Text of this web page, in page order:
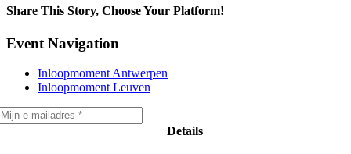
Share This Story, Choose Your Platform!
Facebook
X
Reddit
LinkedIn
WhatsApp
Telegram
Tumblr
Pinterest
Vk
Xing
Email
Event Navigation
Inloopmoment Antwerpen
Inloopmoment Leuven
Details